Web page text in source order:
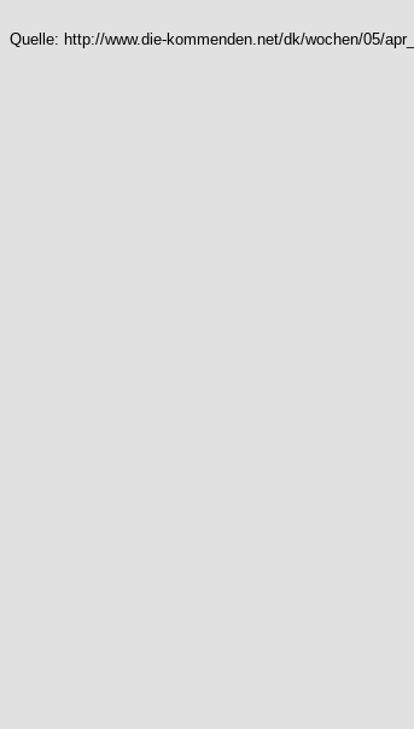
Quelle: http://www.die-kommenden.net/dk/wochen/05/